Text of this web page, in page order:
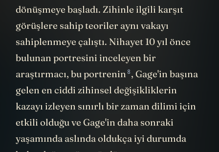
dönüşmeye başladı. Zihinle ilgili karşıt
görüşlere sahip teoriler aynı vakayı
sahiplenmeye çalıştı. Nihayet 10 yıl önce
bulunan portresini inceleyen bir
araştırmacı, bu portrenin 8, Gage'in başına
gelen en ciddi zihinsel değişikliklerin
kazayı izleyen sınırlı bir zaman dilimi için
etkili olduğu ve Gage'in daha sonraki
yaşamında aslında oldukça iyi durumda